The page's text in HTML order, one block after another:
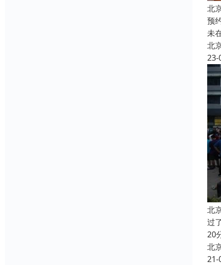
北
预
未
北
23-
北
过
20
北
21-